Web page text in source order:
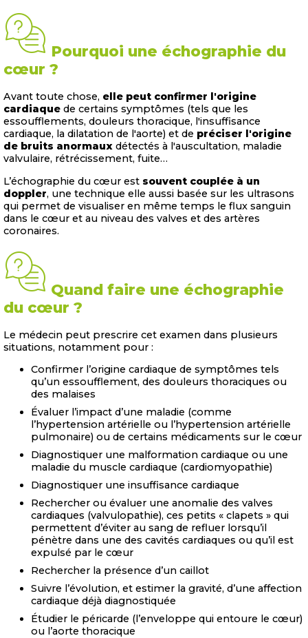
Pourquoi une échographie du
cœur ?
Avant toute chose, elle peut confirmer l'origine
cardiaque de certains symptômes (tels que les
essoufflements, douleurs thoracique, l'insuffisance
cardiaque, la dilatation de l'aorte) et de préciser l'origine
de bruits anormaux détectés à l'auscultation, maladie
valvulaire, rétrécissement, fuite…
L’échographie du cœur est souvent couplée à un
doppler, une technique elle aussi basée sur les ultrasons
qui permet de visualiser en même temps le flux sanguin
dans le cœur et au niveau des valves et des artères
coronaires.
Quand faire une échographie
du cœur ?
Le médecin peut prescrire cet examen dans plusieurs
situations, notamment pour :
Confirmer l’origine cardiaque de symptômes tels
qu’un essoufflement, des douleurs thoraciques ou
des malaises
Évaluer l’impact d’une maladie (comme
l’hypertension artérielle ou l’hypertension artérielle
pulmonaire) ou de certains médicaments sur le cœur
Diagnostiquer une malformation cardiaque ou une
maladie du muscle cardiaque (cardiomyopathie)
Diagnostiquer une insuffisance cardiaque
Rechercher ou évaluer une anomalie des valves
cardiaques (valvulopathie), ces petits « clapets » qui
permettent d’éviter au sang de refluer lorsqu’il
pénètre dans une des cavités cardiaques ou qu’il est
expulsé par le cœur
Rechercher la présence d’un caillot
Suivre l’évolution, et estimer la gravité, d’une affection
cardiaque déjà diagnostiquée
Étudier le péricarde (l’enveloppe qui entoure le cœur)
ou l’aorte thoracique